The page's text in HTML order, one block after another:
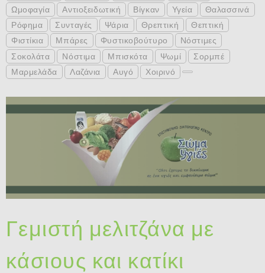
Ωμοφαγία Αντιοξειδωτική Βίγκαν Υγεία
Θαλασσινά
Ρόφημα
Συνταγές Ψάρια Θρεπτική
Θεπτική
Φιστίκια
Μπάρες Φυστικοβούτυρο
Νόστιμες
Σοκολάτα
Νόστιμα Μπισκότα Ψωμί
Σορμπέ
Μαρμελάδα
Λαζάνια Αυγό Χοιρινό
Γεμιστή μελιτζάνα με
κάσιους και κατίκι